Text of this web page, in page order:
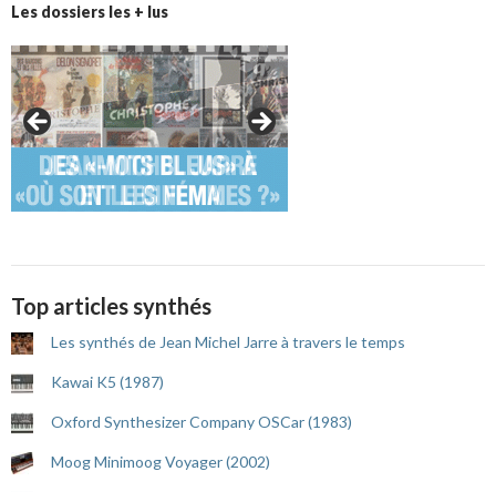
Les dossiers les + lus
Top articles synthés
Les synthés de Jean Michel Jarre à travers le temps
Kawai K5 (1987)
Oxford Synthesizer Company OSCar (1983)
Moog Minimoog Voyager (2002)